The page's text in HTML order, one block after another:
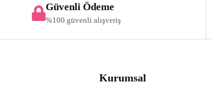
Güvenli Ödeme
%100 güvenli alışveriş
Kurumsal